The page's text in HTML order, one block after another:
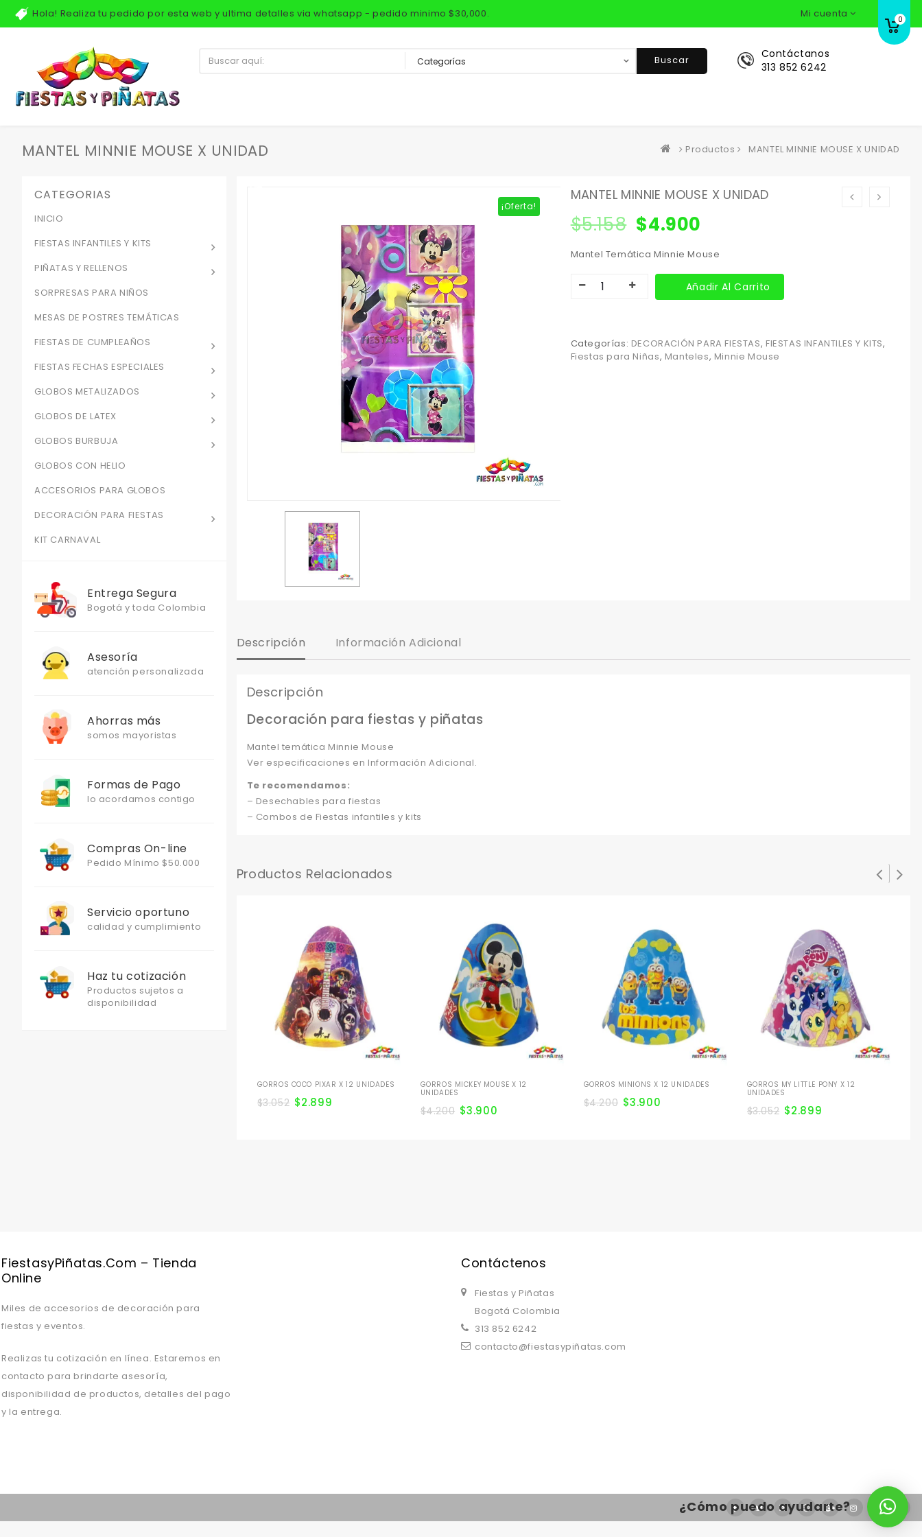
Hola! Realiza tu pedido por esta web y ultima detalles via whatsapp - pedido minimo $30,000. Mi cuenta 0
Contáctanos
313 852 6242
Buscar
MANTEL MINNIE MOUSE X UNIDAD Productos MANTEL MINNIE MOUSE X UNIDAD
¡Oferta!
MANTEL MINNIE MOUSE X UNIDAD
$5.158 $4.900
Mantel Temática Minnie Mouse
Añadir Al Carrito
Categorías: DECORACIÓN PARA FIESTAS, FIESTAS INFANTILES Y KITS,
Fiestas para Niñas, Manteles, Minnie Mouse
Descripción Información Adicional
Descripción
Decoración para fiestas y piñatas
Mantel temática Minnie Mouse
Ver especificaciones en Información Adicional.
Te recomendamos:
– Desechables para fiestas
– Combos de Fiestas infantiles y kits
Productos Relacionados
GORROS COCO PIXAR X 12 UNIDADES
$3.052 $2.899
GORROS MICKEY MOUSE X 12
UNIDADES
$4.200 $3.900
GORROS MINIONS X 12 UNIDADES
$4.200 $3.900
GORROS MY LITTLE PONY X 12
UNIDADES
$3.052 $2.899
CATEGORIAS
INICIO
FIESTAS INFANTILES Y KITS
PIÑATAS Y RELLENOS
SORPRESAS PARA NIÑOS
MESAS DE POSTRES TEMÁTICAS
FIESTAS DE CUMPLEAÑOS
FIESTAS FECHAS ESPECIALES
GLOBOS METALIZADOS
GLOBOS DE LATEX
GLOBOS BURBUJA
GLOBOS CON HELIO
ACCESORIOS PARA GLOBOS
DECORACIÓN PARA FIESTAS
KIT CARNAVAL
Entrega Segura
Bogotá y toda Colombia
Asesoría
atención personalizada
Ahorras más
somos mayoristas
Formas de Pago
lo acordamos contigo
Compras On-line
Pedido Mínimo $50.000
Servicio oportuno
calidad y cumplimiento
Haz tu cotización
Productos sujetos a
disponibilidad
FiestasyPiñatas.com – Tienda
Online
Miles de accesorios de decoración para
fiestas y eventos.
Realizas tu cotización en línea. Estaremos en
contacto para brindarte asesoría,
disponibilidad de productos, detalles del pago
y la entrega.
Contáctenos
Fiestas y Piñatas
Bogotá Colombia
313 852 6242
contacto@fiestasypiñatas.com
¿Cómo puedo ayudarte?